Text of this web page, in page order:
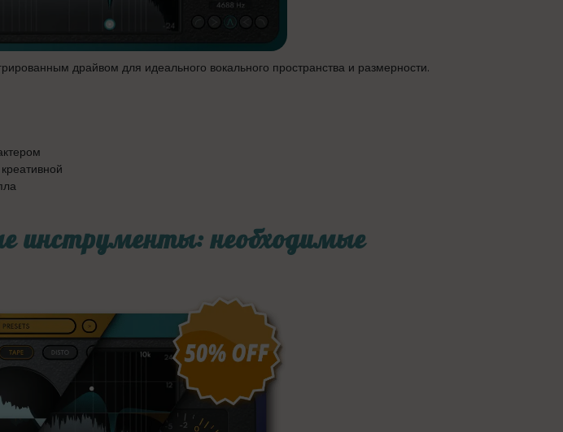
драйвом для идеального вокального пространства и размерности.
инструменты: необходимые